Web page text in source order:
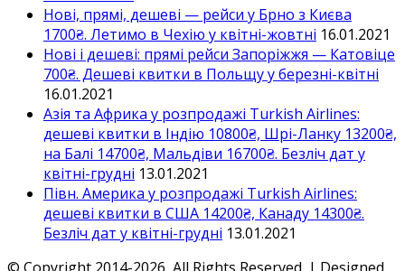
Нові, прямі, дешеві — рейси у Брно з Києва
1700₴. Летимо в Чехію у квітні-жовтні 16.01.2021
Нові і дешеві: прямі рейси Запоріжжя — Катовіце
700₴. Дешеві квитки в Польщу у березні-квітні
16.01.2021
Азія та Африка у розпродажі Turkish Airlines:
дешеві квитки в Індію 10800₴, Шрі-Ланку 13200₴,
на Балі 14700₴, Мальдіви 16700₴. Безліч дат у
квітні-грудні 13.01.2021
Півн. Америка у розпродажі Turkish Airlines:
дешеві квитки в США 14200₴, Канаду 14300₴.
Безліч дат у квітні-грудні 13.01.2021